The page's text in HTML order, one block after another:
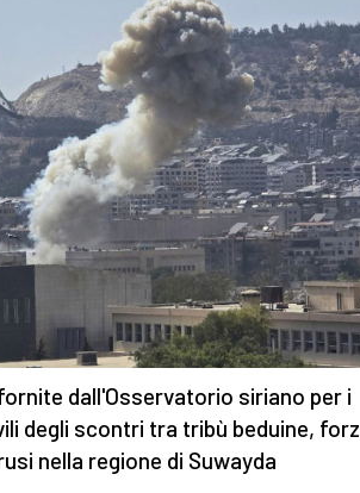
dall'Osservatorio siriano per i
degli scontri tra tribù beduine,
nella regione di Suwayda